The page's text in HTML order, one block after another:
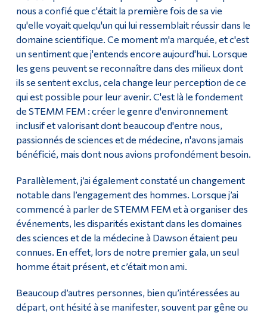
nous a confié que c'était la première fois de sa vie
qu'elle voyait quelqu'un qui lui ressemblait réussir dans le
domaine scientifique. Ce moment m'a marquée, et c'est
un sentiment que j'entends encore aujourd'hui. Lorsque
les gens peuvent se reconnaître dans des milieux dont
ils se sentent exclus, cela change leur perception de ce
qui est possible pour leur avenir. C'est là le fondement
de STEMM FEM : créer le genre d'environnement
inclusif et valorisant dont beaucoup d'entre nous,
passionnés de sciences et de médecine, n'avons jamais
bénéficié, mais dont nous avions profondément besoin.
Parallèlement, j’ai également constaté un changement
notable dans l’engagement des hommes. Lorsque j’ai
commencé à parler de STEMM FEM et à organiser des
événements, les disparités existant dans les domaines
des sciences et de la médecine à Dawson étaient peu
connues. En effet, lors de notre premier gala, un seul
homme était présent, et c’était mon ami.
Beaucoup d’autres personnes, bien qu’intéressées au
départ, ont hésité à se manifester, souvent par gêne ou